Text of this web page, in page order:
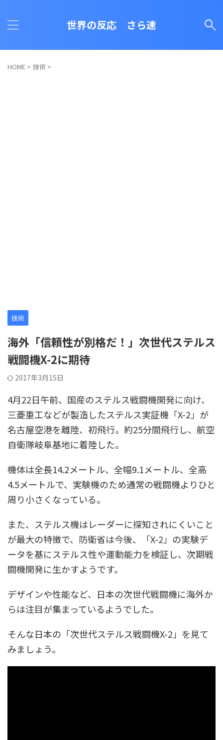
世界の反応 さら速
HOME > 技術 >
技術
海外「信頼性が別格だ！」次世代ステルス
戦闘機X-2に期待
2017年3月15日
4月22日午前、国産のステルス戦闘機開発に向け、
三菱重工などが製造したステルス実証機「X-2」が
名古屋空港を離陸、初飛行。約25分間飛行し、航空
自衛隊岐阜基地に着陸した。
機体は全長14.2メートル、全幅9.1メートル、全高
4.5メートルで、実験機のため通常の戦闘機よりひと
周り小さくなっている。
また、ステルス機はレーダーに探知されにくいこと
が最大の特徴で、防衛省は今後、「X-2」の実験デ
ータを基にステルス性や運動能力を検証し、次期戦
闘機開発に生かすようです。
デザインや性能など、日本の次世代戦闘機に海外か
らは注目が集まっているようでした。
そんな日本の「次世代ステルス戦闘機X-2」を見て
みましょう。